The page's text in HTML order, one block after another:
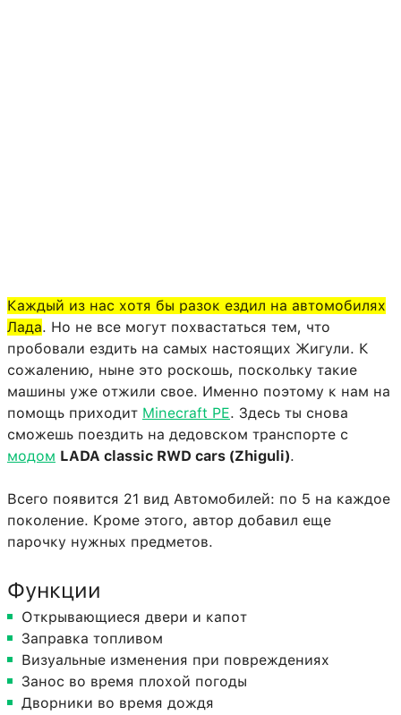
Каждый из нас хотя бы разок ездил на автомобилях
Лада. Но не все могут похвастаться тем, что
пробовали ездить на самых настоящих Жигули. К
сожалению, ныне это роскошь, поскольку такие
машины уже отжили свое. Именно поэтому к нам на
помощь приходит Minecraft PE. Здесь ты снова
сможешь поездить на дедовском транспорте с
модом LADA classic RWD cars (Zhiguli).
Всего появится 21 вид Автомобилей: по 5 на каждое
поколение. Кроме этого, автор добавил еще
парочку нужных предметов.
Функции
Открывающиеся двери и капот
Заправка топливом
Визуальные изменения при повреждениях
Занос во время плохой погоды
Дворники во время дождя